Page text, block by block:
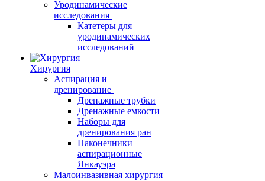
Уродинамические
исследования
Катетеры для
уродинамических
исследований
Хирургия
Аспирация и
дренирование
Дренажные трубки
Дренажные емкости
Наборы для
дренирования ран
Наконечники
аспирационные
Янкауэра
Малоинвазивная хирургия